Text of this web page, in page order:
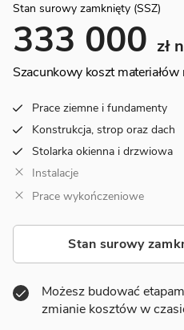
Stan surowy zamknięty (SSZ)
333 000 zł
Szacunkowy koszt materiałów
Prace ziemne i fundamenty
Konstrukcja, strop oraz dach
Stolarka okienna i drzwiowa
Instalacje
Prace wykończeniowe
Stan surowy
Możesz budować
zmianie kosztów w